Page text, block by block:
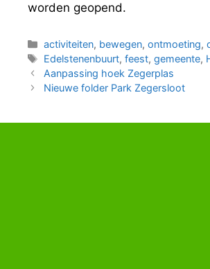
worden geopend.
Categorieën
activiteiten, bewegen,ontmoeting,
Tags
Edelstenenbuurt,feest,gemeente,
Aanpassing hoek Zegerplas
Nieuwe folder Park Zegersloot